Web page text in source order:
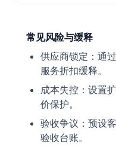
常见风险与缓释
供应商锁定：通
服务折扣缓释。
成本失控：设置
价保护。
验收争议：预设
验收台账。